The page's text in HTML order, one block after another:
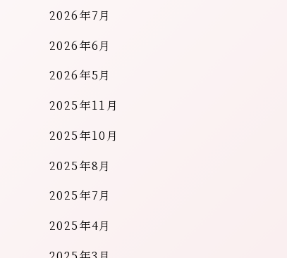
2026年7月
2026年6月
2026年5月
2025年11月
2025年10月
2025年8月
2025年7月
2025年4月